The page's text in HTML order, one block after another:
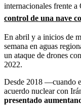
internacionales frente
control de una nave
En abril y a inicios de
semana en aguas
un ataque de drones
2022.
Desde 2018 —cuando
acuerdo nuclear con
presentado